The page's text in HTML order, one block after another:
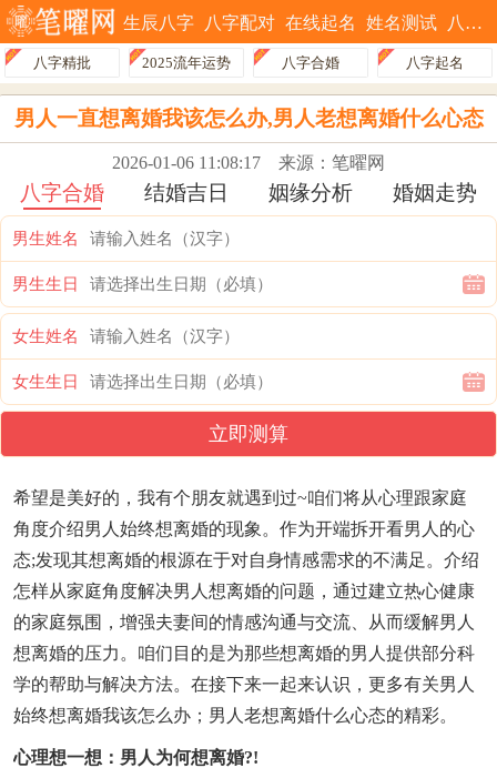
生辰八字 八字配对 在线起名 姓名测试 八字排盘
八字精批 2025流年运势 八字合婚 八字起名
男人一直想离婚我该怎么办,男人老想离婚什么心态
2026-01-06 11:08:17 来源：笔曜网
八字合婚 结婚吉日 姻缘分析 婚姻走势
男生姓名
男生生日
女生姓名
女生生日
立即测算
希望是美好的，我有个朋友就遇到过~咱们将从心理跟家庭
角度介绍男人始终想离婚的现象。作为开端拆开看男人的心
态;发现其想离婚的根源在于对自身情感需求的不满足。介绍
怎样从家庭角度解决男人想离婚的问题，通过建立热心健康
的家庭氛围，增强夫妻间的情感沟通与交流、从而缓解男人
想离婚的压力。咱们目的是为那些想离婚的男人提供部分科
学的帮助与解决方法。在接下来一起来认识，更多有关男人
始终想离婚我该怎么办；男人老想离婚什么心态的精彩。
心理想一想：男人为何想离婚?!